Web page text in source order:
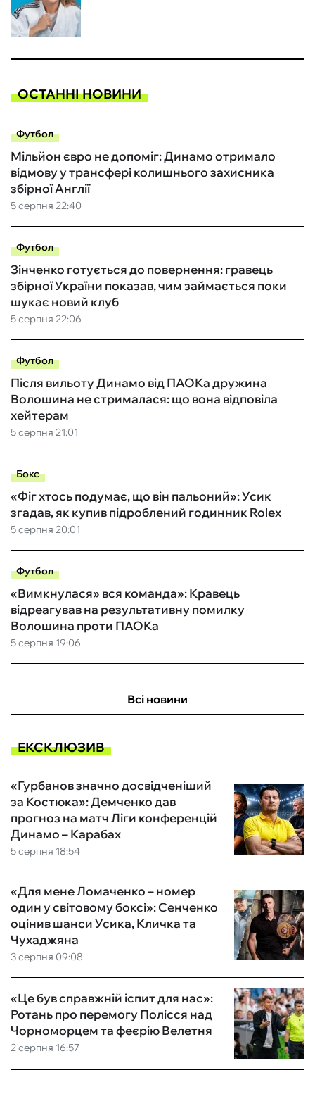
ОСТАННІ НОВИНИ
Футбол
5 серпня 22:40
Мільйон євро не допоміг: Динамо отримало
відмову у трансфері колишнього захисника
збірної Англії
Футбол
5 серпня 22:06
Зінченко готується до повернення: гравець
збірної України показав, чим займається поки
шукає новий клуб
Футбол
5 серпня 21:01
Після вильоту Динамо від ПАОКа дружина
Волошина не стрималася: що вона відповіла
хейтерам
Бокс
5 серпня 20:01
«Фіг хтось подумає, що він пальоний»: Усик
згадав, як купив підроблений годинник Rolex
Футбол
5 серпня 19:06
«Вимкнулася» вся команда»: Кравець
відреагував на результативну помилку
Волошина проти ПАОКа
Всі новини
ЕКСКЛЮЗИВ
5 серпня 18:54
«Гурбанов значно досвідченіший
за Костюка»: Демченко дав
прогноз на матч Ліги конференцій
Динамо – Карабах
3 серпня 09:08
«Для мене Ломаченко – номер
один у світовому боксі»: Сенченко
оцінив шанси Усика, Кличка та
Чухаджяна
2 серпня 16:57
«Це був справжній іспит для нас»:
Ротань про перемогу Полісся над
Чорноморцем та феєрію Велетня